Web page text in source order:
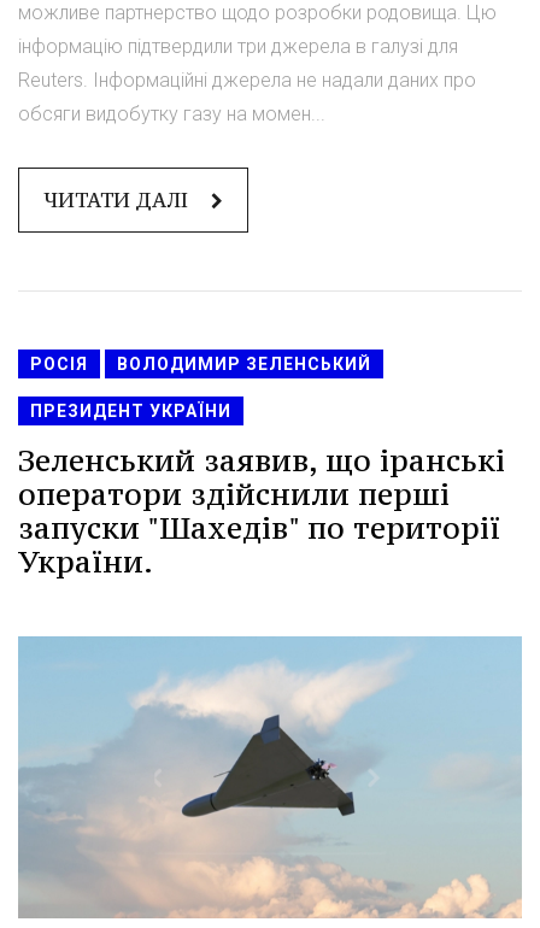
можливе партнерство щодо розробки родовища. Цю
інформацію підтвердили три джерела в галузі для
Reuters. Інформаційні джерела не надали даних про
обсяги видобутку газу на момен...
ЧИТАТИ ДАЛІ
РОСІЯ ВОЛОДИМИР ЗЕЛЕНСЬКИЙ
ПРЕЗИДЕНТ УКРАЇНИ
Зеленський заявив, що іранські
оператори здійснили перші
запуски "Шахедів" по території
України.